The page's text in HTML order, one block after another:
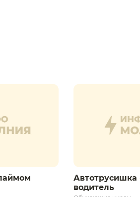
водитель​